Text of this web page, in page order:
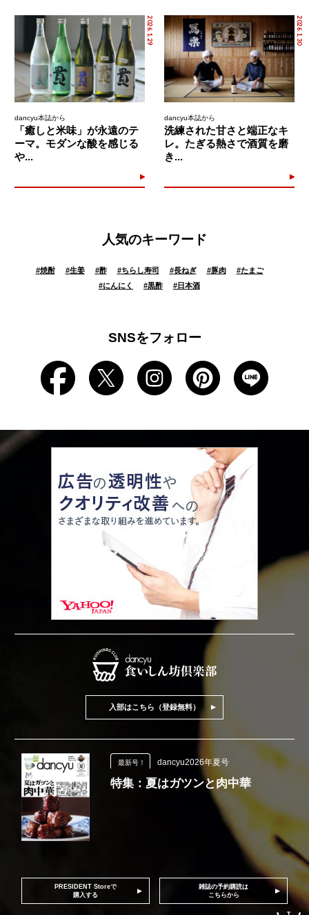
2026.1.29
dancyu本誌から
「癒しと米味」が永遠のテ
ーマ。モダンな酸を感じる
や...
2026.1.30
dancyu本誌から
洗練された甘さと端正なキ
レ。たぎる熱さで酒質を磨
き...
人気のキーワード
#焼酎 #生姜 #酢 #ちらし寿司 #長ねぎ #豚肉 #たまご
#にんにく #黒酢 # 日本酒
SNSをフォロー
入部はこちら（登録無料）
最新号！ dancyu2026年夏号
特集：夏はガツンと肉中華
PRESIDENT Storeで
購入する
雑誌の予約購読は
こちらから